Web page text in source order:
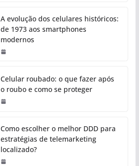
A evolução dos celulares históricos:
de 1973 aos smartphones
modernos
Celular roubado: o que fazer após
o roubo e como se proteger
Como escolher o melhor DDD para
estratégias de telemarketing
localizado?